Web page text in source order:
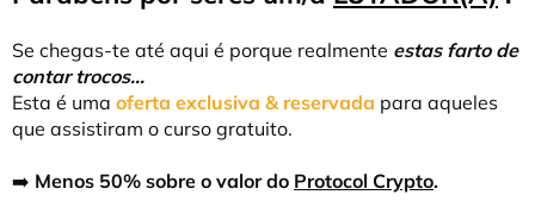
Se chegas-te até aqui é porque realmente estas farto de
contar trocos…
Esta é uma oferta exclusiva & reservada para aqueles
que assistiram o curso gratuito.
➡️ Menos 50% sobre o valor do Protocol Crypto.